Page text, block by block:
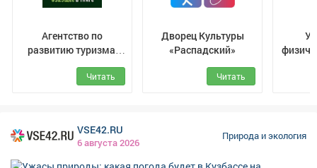
Агентство по
развитию туризма,
инвестиций и
предпринимательства
Читать
Дворец Культуры
«Распадский»
Читать
VSE42.RU
6 августа 2026
Природа и экология